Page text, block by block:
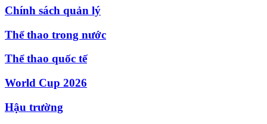
Chính sách quản lý
Thể thao trong nước
Thể thao quốc tế
World Cup 2026
Hậu trường